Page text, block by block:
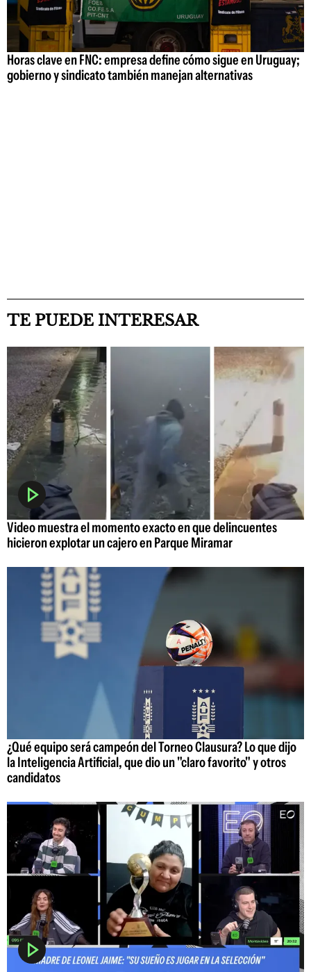
Horas clave en FNC: empresa define cómo sigue en Uruguay;
gobierno y sindicato también manejan alternativas
TE PUEDE INTERESAR
Video muestra el momento exacto en que delincuentes
hicieron explotar un cajero en Parque Miramar
¿Qué equipo será campeón del Torneo Clausura? Lo que dijo
la Inteligencia Artificial, que dio un "claro favorito" y otros
candidatos